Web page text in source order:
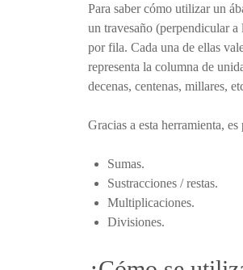
Para saber cómo utilizar un
un travesaño (perpendicular a
por fila. Cada una de ellas
representa la columna de
decenas, centenas, millares,
Gracias a esta herramienta,
Sumas.
Sustracciones / restas.
Multiplicaciones.
Divisiones.